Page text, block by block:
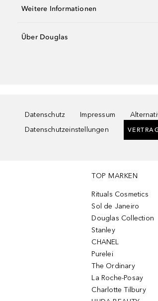
Weitere Informationen
Über Douglas
Datenschutz Impressum
Datenschutzeinstellungen
TOP MARKEN
Rituals Cosmetics
Sol de Janeiro
Douglas Collection
Stanley
CHANEL
Purelei
The Ordinary
La Roche-Posay
Charlotte Tilbury